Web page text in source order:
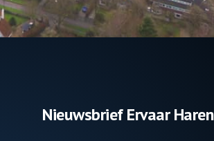
Nieuwsbrief Ervaar Haren